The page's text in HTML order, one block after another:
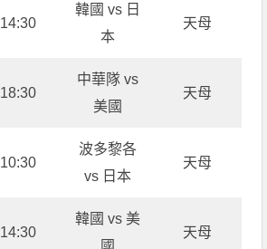
14:30
韓國 vs 日
本
天母
18:30
中華隊 vs
美國
天母
10:30
波多黎各
vs 日本
天母
14:30
韓國 vs 美
國
天母